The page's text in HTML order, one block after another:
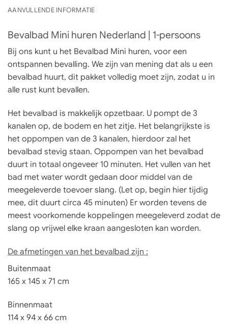
AANVULLENDE INFORMATIE
Bevalbad Mini huren Nederland | 1-persoons
Bij ons kunt u het Bevalbad Mini huren, voor een
ontspannen bevalling. We zijn van mening dat als u een
bevalbad huurt, dit pakket volledig moet zijn, zodat u in
alle rust kunt bevallen.
Het bevalbad is makkelijk opzetbaar. U pompt de 3
kanalen op, de bodem en het zitje. Het belangrijkste is
het oppompen van de 3 kanalen, hierdoor zal het
bevalbad stevig staan. Oppompen van het bevalbad
duurt in totaal ongeveer 10 minuten. Het vullen van het
bad met water wordt gedaan door middel van de
meegeleverde toevoer slang. (Let op, begin hier tijdig
mee, dit duurt circa 45 minuten) Er worden tevens de
meest voorkomende koppelingen meegeleverd zodat de
slang op vrijwel elke kraan aangesloten kan worden.
De afmetingen van het bevalbad zijn :
Buitenmaat
165 x 145 x 71 cm
Binnenmaat
114 x 94 x 66 cm